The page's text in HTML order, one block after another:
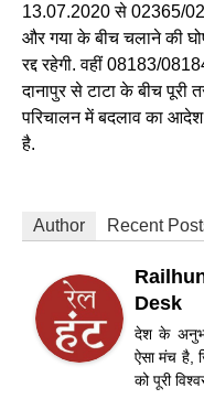
13.07.2020 से 02365/
और गया के बीच चलाने की
रद्द रहेगी. वहीं 08183/
दानापुर से टाटा के बीच पूरी
परिचालन में बदलाव का
है.
Author Recent
Desk
देश के
ऐसा मंच है,
को पूरी